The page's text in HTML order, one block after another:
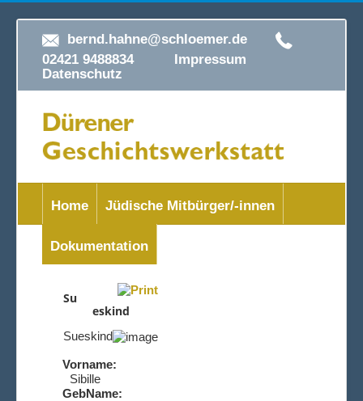
bernd.hahne@schloemer.de
02421 9488834 Impressum
Datenschutz
Home Jüdische Mitbürger/-innen
Dokumentation
Su
eskind
Sueskind
Vorname:
Sibille
GebName: